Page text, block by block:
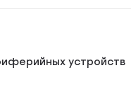
устройств